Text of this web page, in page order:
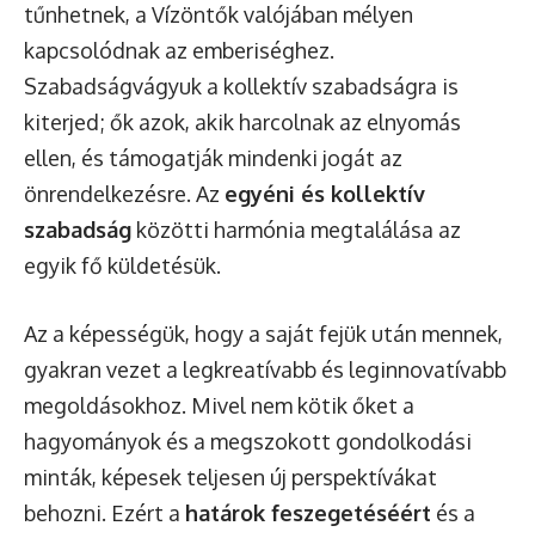
tűnhetnek, a Vízöntők valójában mélyen
kapcsolódnak az emberiséghez.
Szabadságvágyuk a kollektív szabadságra is
kiterjed; ők azok, akik harcolnak az elnyomás
ellen, és támogatják mindenki jogát az
önrendelkezésre. Az egyéni és kollektív
szabadság közötti harmónia megtalálása az
egyik fő küldetésük.
Az a képességük, hogy a saját fejük után mennek,
gyakran vezet a legkreatívabb és leginnovatívabb
megoldásokhoz. Mivel nem kötik őket a
hagyományok és a megszokott gondolkodási
minták, képesek teljesen új perspektívákat
behozni. Ezért a határok feszegetéséért és a